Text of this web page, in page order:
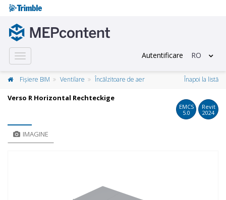
Toggle
navigation
Autentificare RO
Fișiere BIM Ventilare Încălzitoare de aer Înapoi la listă
Verso R Horizontal Rechteckige
EMCS
5.0
Revit
2024
IMAGINE